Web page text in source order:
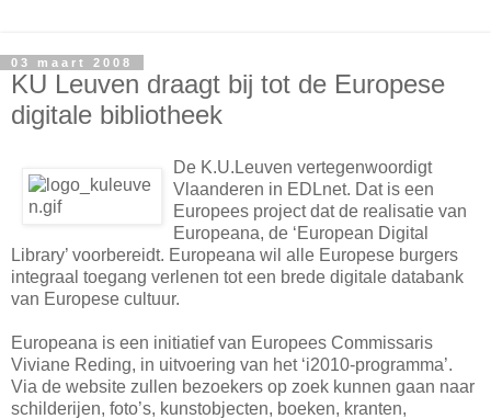
03 maart 2008
KU Leuven draagt bij tot de Europese
digitale bibliotheek
De K.U.Leuven vertegenwoordigt
Vlaanderen in EDLnet. Dat is een
Europees project dat de realisatie van
Europeana, de ‘European Digital
Library’ voorbereidt. Europeana wil alle Europese burgers
integraal toegang verlenen tot een brede digitale databank
van Europese cultuur.
Europeana is een initiatief van Europees Commissaris
Viviane Reding, in uitvoering van het ‘i2010-programma’.
Via de website zullen bezoekers op zoek kunnen gaan naar
schilderijen, foto’s, kunstobjecten, boeken, kranten,